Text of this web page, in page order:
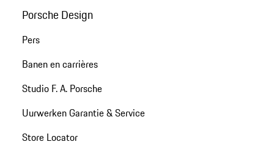
Porsche Design
Pers
Banen en carrières
Studio F. A. Porsche
Uurwerken Garantie & Service
Store Locator